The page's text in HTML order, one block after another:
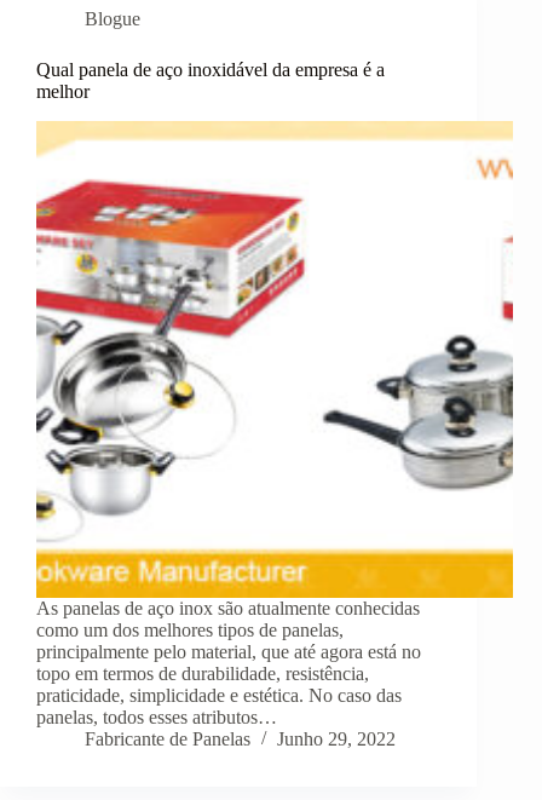
Blogue
Qual panela de aço inoxidável da empresa é a
melhor
As panelas de aço inox são atualmente conhecidas
como um dos melhores tipos de panelas,
principalmente pelo material, que até agora está no
topo em termos de durabilidade, resistência,
praticidade, simplicidade e estética. No caso das
panelas, todos esses atributos…
Fabricante de Panelas
Junho 29, 2022